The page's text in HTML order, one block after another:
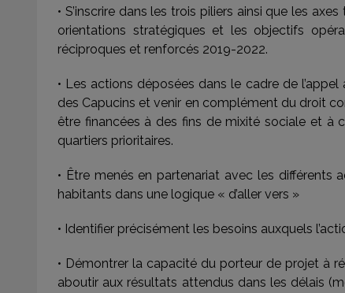
• S’inscrire dans les trois piliers ainsi que les
orientations stratégiques et les objectifs
réciproques et renforcés 2019-2022.
• Les actions déposées dans le cadre de
des Capucins et venir en complément du droit
être financées à des fins de mixité sociale et à
quartiers prioritaires.
• Être menés en partenariat avec les différents
habitants dans une logique « d’aller vers »
• Identifier précisément les besoins auxquels
• Démontrer la capacité du porteur de projet à
aboutir aux résultats attendus dans les délais